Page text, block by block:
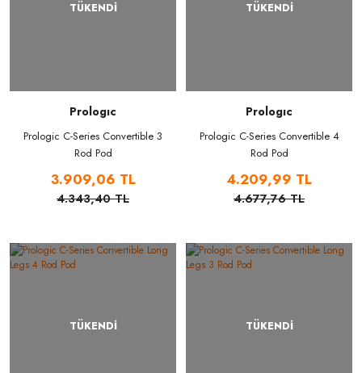
TÜKENDİ
Prologıc
Prologic C-Series Convertible 3
Rod Pod
3.909,06 TL
4.343,40 TL
TÜKENDİ
Prologıc
Prologic C-Series Convertible 4
Rod Pod
4.209,99 TL
4.677,76 TL
TÜKENDİ TÜKENDİ